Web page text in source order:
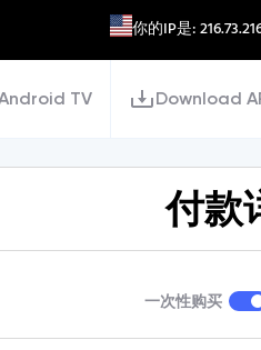
你的IP是:
TV Download
付款
一次性购买